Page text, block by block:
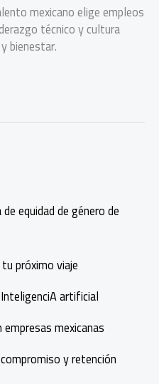
mexicano elige empleos
técnico y cultura
bienestar.
equidad de género de
próximo viaje
artificial
mexicanas
y retención